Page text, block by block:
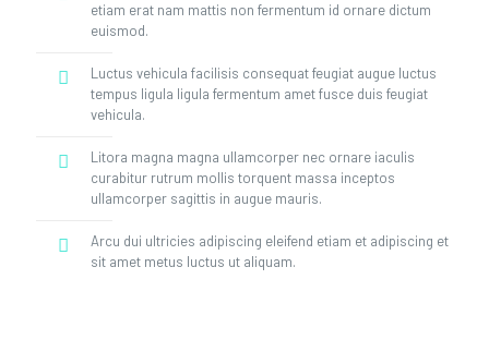
etiam erat nam mattis non fermentum id ornare dictum
euismod.
Luctus vehicula facilisis consequat feugiat augue luctus
tempus ligula ligula fermentum amet fusce duis feugiat
vehicula.
Litora magna magna ullamcorper nec ornare iaculis
curabitur rutrum mollis torquent massa inceptos
ullamcorper sagittis in augue mauris.
Arcu dui ultricies adipiscing eleifend etiam et adipiscing et
sit amet metus luctus ut aliquam.